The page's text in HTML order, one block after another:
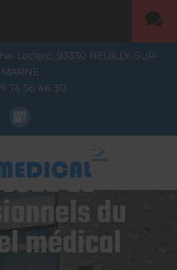
Leclerc, 93330 NEUILLY-SUR-
MARNE
74 56 46 30
de
du
médical